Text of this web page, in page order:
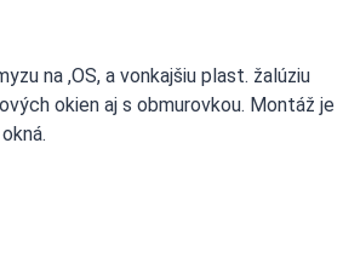
na ,OS, a vonkajšiu plast. žalúziu
okien aj s obmurovkou. Montáž je